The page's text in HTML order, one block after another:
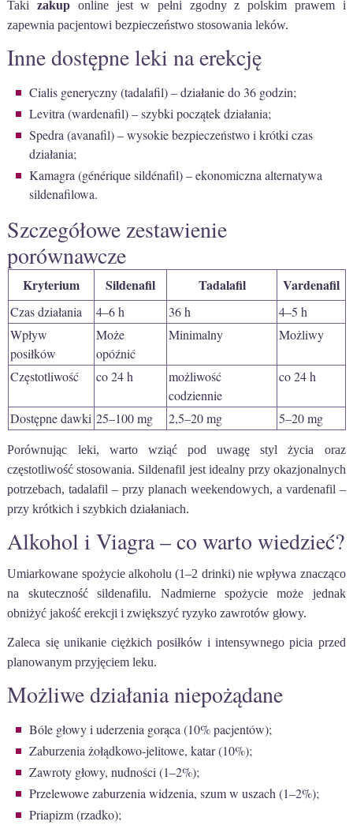
Takizakup online jest w pełni zgodny z polskim prawem i
zapewnia pacjentowi bezpieczeństwo stosowania leków.
Inne dostępne leki na erekcję
Cialis generyczny (tadalafil) – działanie do 36 godzin;
Levitra (wardenafil) – szybki początek działania;
Spedra (avanafil) – wysokie bezpieczeństwo i krótki czas
działania;
Kamagra (générique sildénafil) – ekonomiczna alternatywa
sildenafilowa.
Szczegółowe zestawienie
porównawcze
Kryterium Sildenafil Tadalafil Vardenafil
Czas działania 4–6 h 36 h
4–5 h
Wpływ
posiłków
Może
opóźnić
Minimalny Możliwy
Częstotliwość co 24 h
możliwość
codziennie
co 24 h
Dostępne dawki 25–100 mg 2,5–20 mg 5–20 mg
Porównując leki, warto wziąć pod uwagę styl życia oraz
częstotliwość stosowania. Sildenafil jest idealny przy okazjonalnych
potrzebach, tadalafil – przy planach weekendowych, a vardenafil –
przy krótkich i szybkich działaniach.
Alkohol i Viagra – co warto wiedzieć?
Umiarkowane spożycie alkoholu (1–2 drinki) nie wpływa znacząco
na skuteczność sildenafilu. Nadmierne spożycie może jednak
obniżyć jakość erekcji i zwiększyć ryzyko zawrotów głowy.
Zaleca się unikanie ciężkich posiłków i intensywnego picia przed
planowanym przyjęciem leku.
Możliwe działania niepożądane
Bóle głowy i uderzenia gorąca (10% pacjentów);
Zaburzenia żołądkowo-jelitowe, katar (10%);
Zawroty głowy, nudności (1–2%);
Przelewowe zaburzenia widzenia, szum w uszach (1–2%);
Priapizm (rzadko);